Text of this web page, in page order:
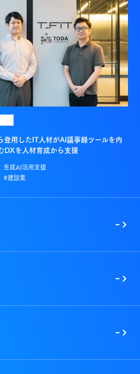
登用したIT人材がAI議事録ツールを内
DXを人材育成から支援
生成AI活用支援
#建設業
->
->
->